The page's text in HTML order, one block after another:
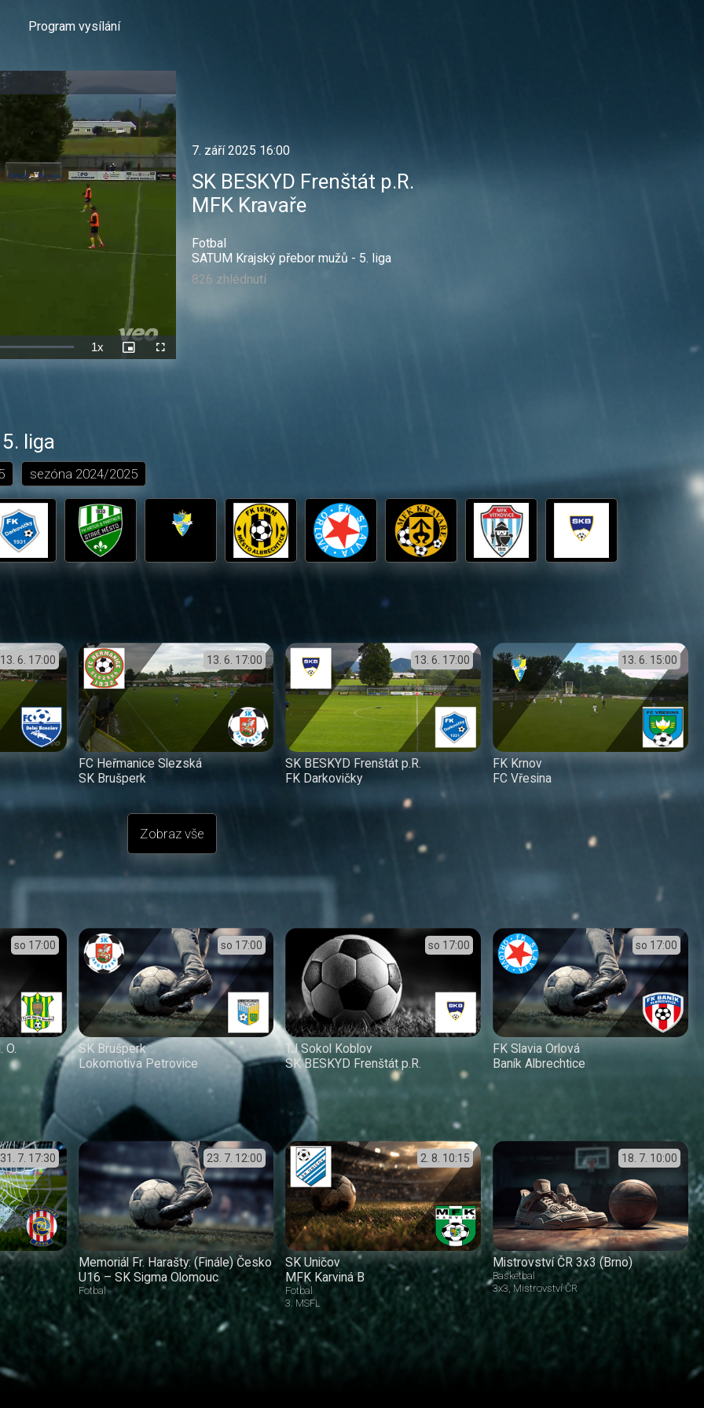
Program vysílání
1xRychlost
přehrávání
Picture-
in-
Celá
obrazovka
7. září 2025 16:00
SK BESKYD Frenštát p.R.
MFK Kravaře
Fotbal
SATUM Krajský přebor mužů - 5. liga
826 zhlédnutí
liga
sezóna 2024/2025
13. 6. 17:00 13. 6. 17:00
FC Heřmanice Slezská
SK Brušperk
13. 6. 17:00
SK BESKYD Frenštát p.R.
FK Darkovičky
13. 6. 15:00
FK Krnov
FC Vřesina
Zobraz vše
so 17:00
O.
so 17:00
SK Brušperk
Lokomotiva Petrovice
so 17:00
TJ Sokol Koblov
SK BESKYD Frenštát p.R.
so 17:00
FK Slavia Orlová
Baník Albrechtice
31. 7. 17:30 23. 7. 12:00
Memoriál Fr. Harašty: (Finále) Česko
U16 – SK Sigma Olomouc
Fotbal
2. 8. 10:15
SK Uničov
MFK Karviná B
Fotbal
3. MSFL
18. 7. 10:00
Mistrovství ČR 3x3 (Brno)
Basketbal
3x3 Mistrovství ČR